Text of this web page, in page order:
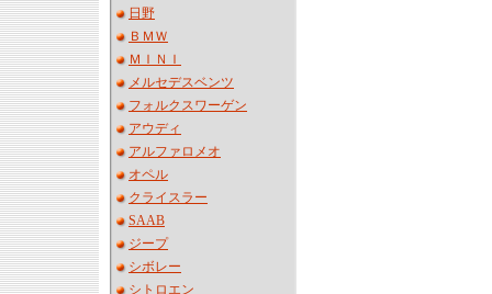
日野
ＢＭＷ
ＭＩＮＩ
メルセデスベンツ
フォルクスワーゲン
アウディ
アルファロメオ
オペル
クライスラー
SAAB
ジープ
シボレー
シトロエン